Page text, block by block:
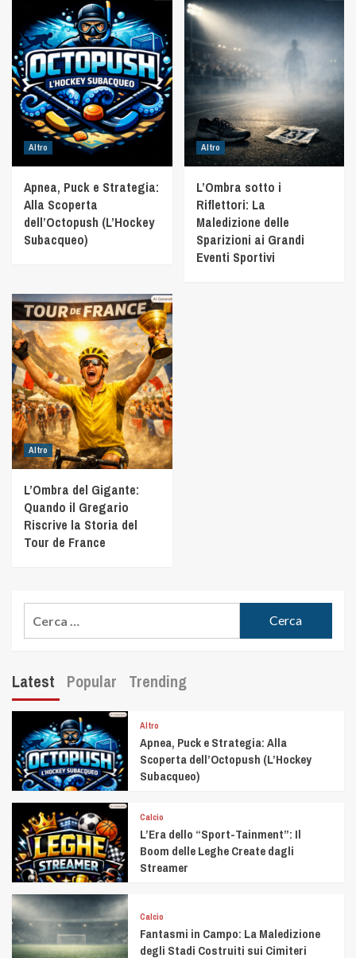
Altro
Apnea, Puck e Strategia:
Alla Scoperta
dell’Octopush (L’Hockey
Subacqueo)
Altro
L’Ombra sotto i
Riflettori: La
Maledizione delle
Sparizioni ai Grandi
Eventi Sportivi
Altro
L’Ombra del Gigante:
Quando il Gregario
Riscrive la Storia del
Tour de France
Latest Popular Trending
Altro
Apnea, Puck e Strategia: Alla
Scoperta dell’Octopush (L’Hockey
Subacqueo)
Calcio
L’Era dello “Sport-Tainment”: Il
Boom delle Leghe Create dagli
Streamer
Calcio
Fantasmi in Campo: La Maledizione
degli Stadi Costruiti sui Cimiteri